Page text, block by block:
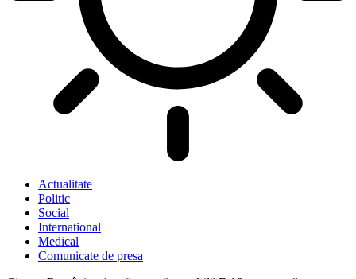
Actualitate
Politic
Social
International
Medical
Comunicate de presa